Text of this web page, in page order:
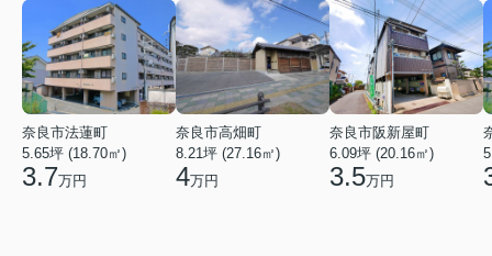
奈良市法蓮町
5.65坪 (18.70㎡)
3.7万円
奈良市高畑町
8.21坪 (27.16㎡)
4万円
奈良市阪新屋町
6.09坪 (20.16㎡)
3.5万円